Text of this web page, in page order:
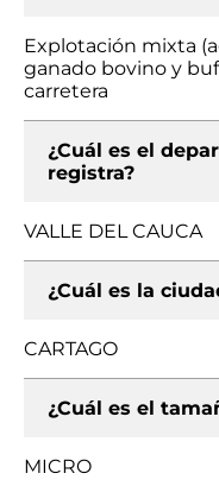
Explotación mixta
ganado bovino y
carretera
¿Cuál es el
registra?
VALLE DEL CAUCA
¿Cuál es la
CARTAGO
¿Cuál es el
MICRO